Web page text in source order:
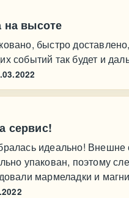
на высоте
быстро
событий так будет и
сервис!
идеально! Внешне
упакован, поэтому
мармеладки и